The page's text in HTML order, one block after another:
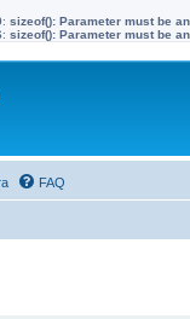
: sizeof(): Parameter must be
: sizeof(): Parameter must be
FAQ